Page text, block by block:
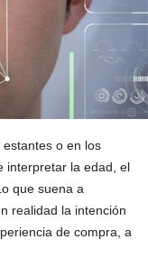
o en los
interpretar la edad, el
que suena a
realidad la intención
de compra, a